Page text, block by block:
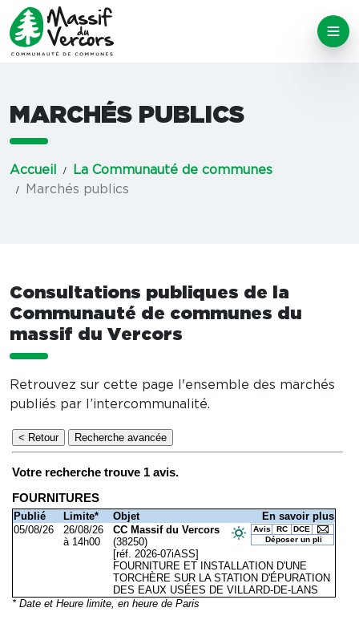
MARCHÉS PUBLICS
Accueil
La Communauté de communes
Marchés publics
Consultations publiques de la
Communauté de communes du
massif du Vercors
Retrouvez sur cette page l'ensemble des marchés
publiés par l’intercommunalité.